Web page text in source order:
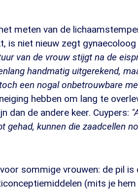
meten van de
is niet nieuw zegt
van de vrouw stijgt na de
handmatig uitgerekend,
een nogal onbetrouwbare
hebben om lang te
dan de andere keer. Cuypers:
gehad, kunnen die zaadcellen
sommige vrouwen: de pil
(mits je